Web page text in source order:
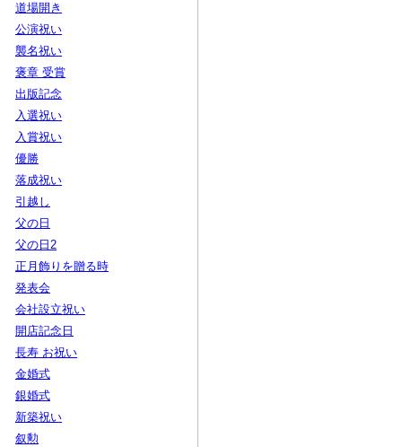
道場開き
公演祝い
襲名祝い
褒章 受賞
出版記念
入選祝い
入賞祝い
優勝
落成祝い
引越し
父の日
父の日2
正月飾りを贈る時
発表会
会社設立祝い
開店記念日
長寿 お祝い
金婚式
銀婚式
新築祝い
叙勲